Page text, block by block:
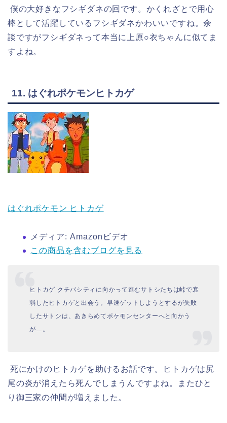
僕の大好きなフシギダネの回です。かくれざとで用心
棒として活躍しているフシギダネかわいいですね。余
談ですがフシギダネって本当に上原○衣ちゃんに似てま
すよね。
11. はぐれポケモンヒトカゲ
はぐれポケモン ヒトカゲ
メディア: Amazonビデオ
この商品を含むブログを見る
ヒトカゲ クチバシティに向かって進むサトシたちは峠で衰
弱したヒトカゲと出会う。早速ゲットしようとするが失敗
したサトシは、あきらめてポケモンセンターへと向かう
が…。
死にかけのヒトカゲを助けるお話です。ヒトカゲは尻
尾の炎が消えたら死んでしまうんですよね。またひと
り御三家の仲間が増えました。